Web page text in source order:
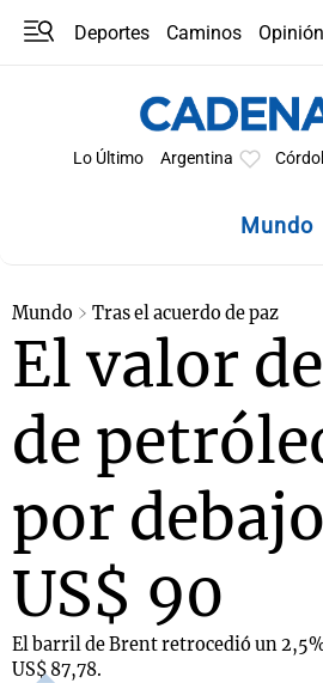
Deportes Caminos
Opinión
Lo Último Argentina
Mundo
Mundo Tras el acuerdo de paz
El valor
de
por
US$ 90
El barril de Brent retrocedió un
US$ 87,78.